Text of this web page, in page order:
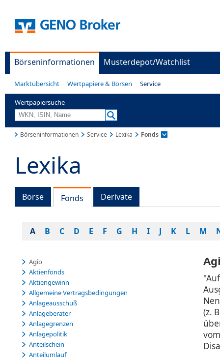
Börseninformationen Musterdepot/Watchlist
Marktübersicht Wertpapiere & Börsen Service
Wertpapiersuche
Börseninformationen Service Lexika Fonds
Lexika
Börse Fonds Derivate
A B C D E F G H I J K L M
Agio
Aktienfonds
Aktiengewinn
Allgemeine Vertragsbedingungen
Anlageausschuß
Anlageberater
Anlagegrenzen
Anlagepolitik
Anteilschein
Anteilumlauf
(z.